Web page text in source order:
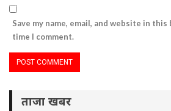
Save my name, email, and website in
time I comment.
ताजा खबर